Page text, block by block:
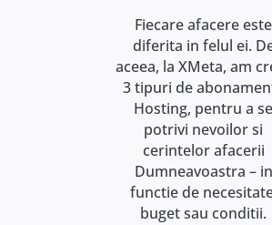
Fiecare afacere este
diferita in felul ei.
aceea, la XMeta, am
3 tipuri de
Hosting, pentru a se
potrivi nevoilor si
cerintelor afacerii
Dumneavoastra – in
functie de
buget sau conditii.